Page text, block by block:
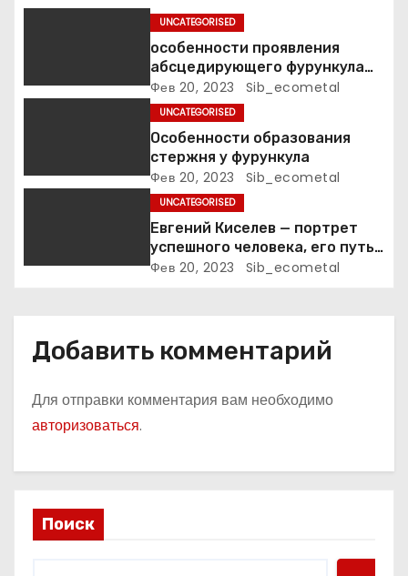
о
а
и
UNCATEGORISED
особенности проявления
абсцедирующего фурункула
код по МКБ-10
Фев 20, 2023 Sib_ecometal
UNCATEGORISED
Особенности образования
стержня у фурункула
Фев 20, 2023 Sib_ecometal
UNCATEGORISED
Евгений Киселев — портрет
успешного человека, его путь
к славе и личное счастье
Фев 20, 2023 Sib_ecometal
Добавить комментарий
Для отправки комментария вам необходимо
авторизоваться.
Поиск